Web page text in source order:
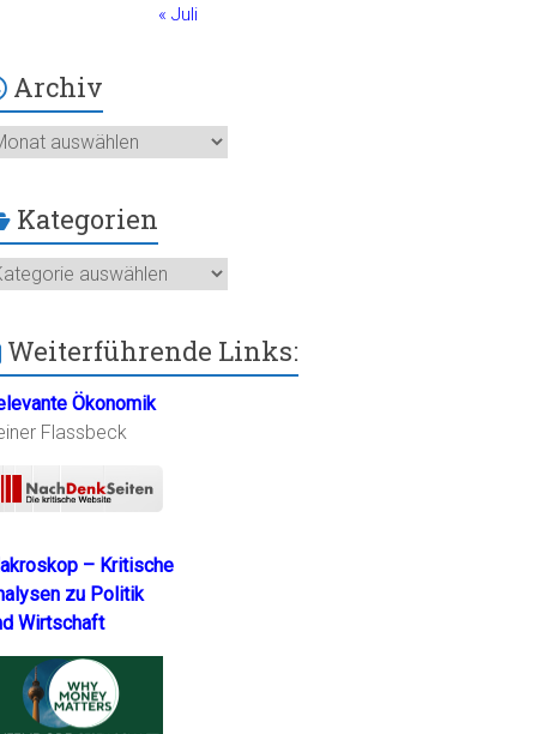
« Juli
Archiv
Kategorien
Weiterführende Links:
Ökonomik
Flassbeck
– Kritische
zu Politik
Wirtschaft